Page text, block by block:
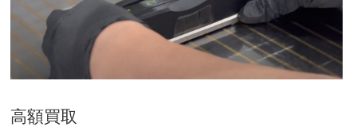
高額買取